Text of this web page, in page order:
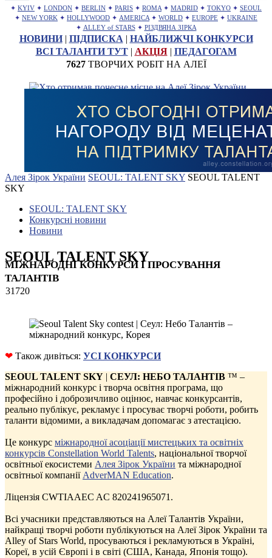
✦ KYIV ✦ LONDON ✦ BERLIN ✦ PARIS ✦ ROMA ✦ MADRID ✦ TOKYO ✦ SEOUL
✦ NEW YORK ✦ HOLLYWOOD ✦ AMERICA ✦ WORLD ✦ EUROPE ✦ UKRAINE
✦ ALLEY of STARS ✦ РІЗДВЯНА ЗІРКА
НОВИНИ| ПІДПИСКА | НАЙБЛИЖЧІ КОНКУРСИ
ВСІ ТАЛАНТИ ТУТ| АКЦІЯ| ПЕДАГОГАМ
7627ТВОРЧИХ РОБІТ НА АЛЕЇ
Алея Зірок України SEOUL: TALENT SKY SEOUL TALENT
SKY
SEOUL: TALENT SKY
Конкурсні новини
Новини
SEOUL TALENT SKY
МІЖНАРОДНІ КОНКУРСИ І ПРОСУВАННЯ
ТАЛАНТІВ
31720
❤ Також дивіться: УСІ КОНКУРСИ
SEOUL TALENT SKY
СЕУЛ: НЕБО ТАЛАНТІВ ™ –
міжнародний конкурс і творча освітня програма, що
професійно і доброзичливо оцінює, навчає конкурсантів,
реально публікує, рекламує і просуває творчі роботи, робить
таланти відомими, а викладачам допомагає з атестацією.
Це конкурс міжнародної асоціації мистецьких та освітніх
конкурсів Constellation World Talents, національної творчої
освітньої екосистеми Алея Зірок України та міжнародної
освітньої компаніїAdverMAN Education.
Ліцензія CWTIAAEC AC 820241965071.
Всі учасники представляються на Алеї Талантів України,
найкращі творчі роботи публікуються на Алеї Зірок України та
Alley of Stars World, просуваються і рекламуються в Україні,
Кореї, в усій Європі і в світі (США, Канада, Японія тощо).